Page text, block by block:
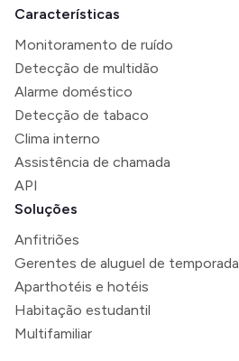
Características
Monitoramento de ruído
Detecção de multidão
Alarme doméstico
Detecção de tabaco
Clima interno
Assistência de chamada
API
Soluções
Anfitriões
Gerentes de aluguel de temporada
Aparthotéis e hotéis
Habitação estudantil
Multifamiliar